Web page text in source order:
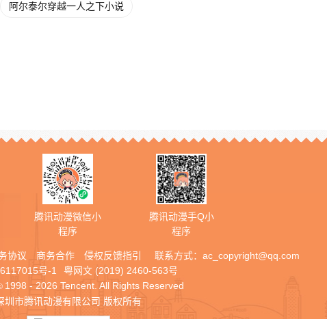
阿尔泰尔穿越一人之下小说
腾讯动漫微信小
程序
腾讯动漫手Q小
程序
协议 商务合作 侵权反馈指引 联系方式： ac_copyright@qq.com
号-1
粤网文 (2019) 2460-563号
1998 - 2026 Tencent. All Rights Reserved
圳市腾讯动漫有限公司 版权所有